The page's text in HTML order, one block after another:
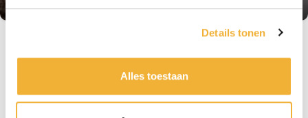
Details tonen
Alles toestaan